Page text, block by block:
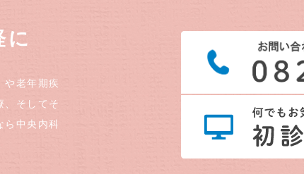
に
や老年期疾
、そしてそ
ら中央内科